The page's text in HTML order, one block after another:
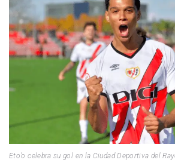
Eto’o celebra su gol en la Ciudad Deportiva del